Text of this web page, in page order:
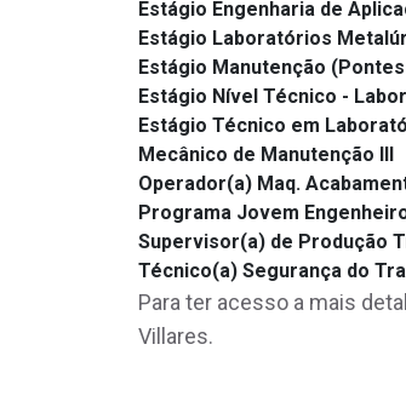
Estágio Engenharia de
Estágio Laboratórios
Estágio Manutenção
Estágio Nível Técnico -
Estágio Técnico em
Mecânico de Manutenção III
Operador(a) Maq.
Programa Jovem
Supervisor(a) de Produção
Técnico(a) Segurança do
Para ter acesso a mais
Villares.